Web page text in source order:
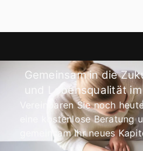
Gemeinsam in die
und Lebensqualität
Vereinbaren Sie noch
eine kostenlose Beratung
gemeinsam Ihr neues